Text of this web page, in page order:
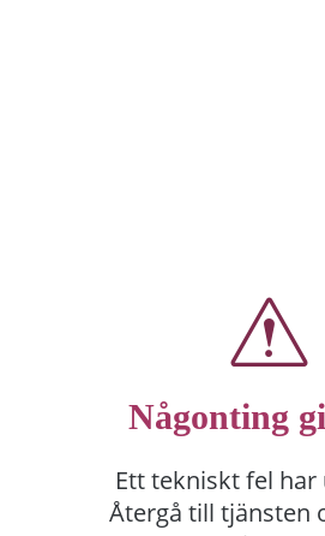
Någonting
Ett tekniskt fel
Återgå till tjänsten